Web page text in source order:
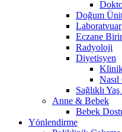
Doğum
Laboratvuar
Eczane
Radyoloji
Diyetisyen
Sağlıklı
Anne & Bebek
Bebek
Yönlendirme